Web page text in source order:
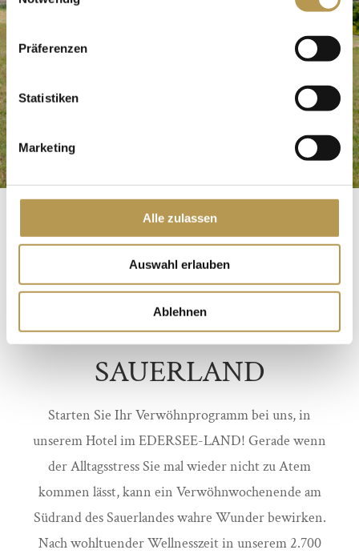
Präferenzen
Statistiken
Marketing
Alle zulassen
Auswahl erlauben
Ablehnen
Pure Entspannung
WELLNESS AM
EDERSEE IM
SAUERLAND
Starten Sie Ihr Verwöhnprogramm bei uns, in
unserem Hotel im EDERSEE-LAND! Gerade wenn
der Alltagsstress Sie mal wieder nicht zu Atem
kommen lässt, kann ein Verwöhnwochenende am
Südrand des Sauerlandes wahre Wunder bewirken.
Nach wohltuender Wellnesszeit in unserem 2.700